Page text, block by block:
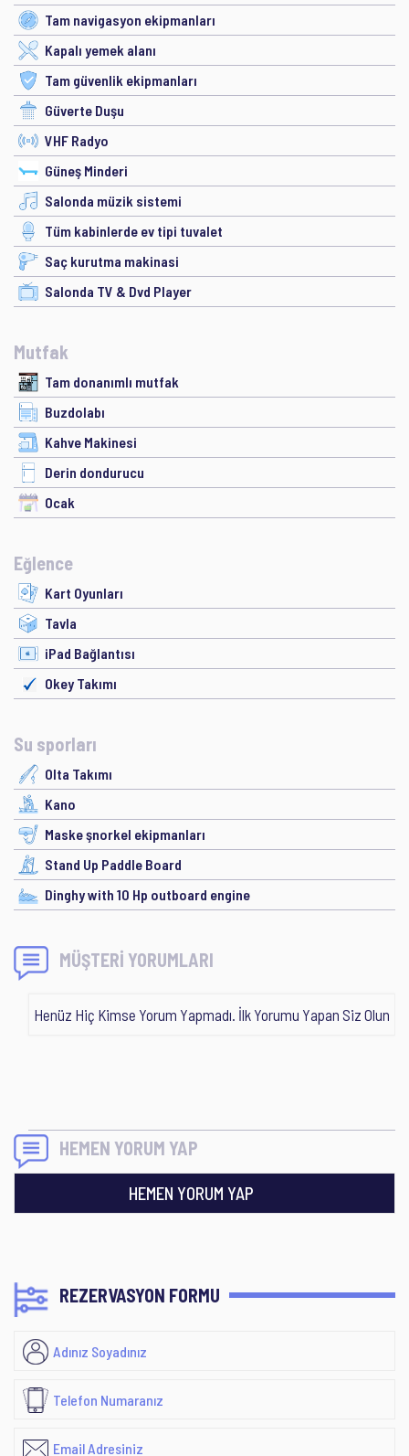
Tam navigasyon ekipmanları
Kapalı yemek alanı
Tam güvenlik ekipmanları
Güverte Duşu
VHF Radyo
Güneş Minderi
Salonda müzik sistemi
Tüm kabinlerde ev tipi tuvalet
Saç kurutma makinasi
Salonda TV & Dvd Player
Mutfak
Tam donanımlı mutfak
Buzdolabı
Kahve Makinesi
Derin dondurucu
Ocak
Eğlence
Kart Oyunları
Tavla
iPad Bağlantısı
Okey Takımı
Su sporları
Olta Takımı
Kano
Maske şnorkel ekipmanları
Stand Up Paddle Board
Dinghy with 10 Hp outboard engine
MÜŞTERİ YORUMLARI
Henüz Hiç Kimse Yorum Yapmadı. İlk Yorumu Yapan Siz Olun
HEMEN YORUM YAP
HEMEN YORUM YAP
REZERVASYON FORMU